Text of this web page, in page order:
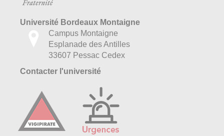
Université Bordeaux Montaigne
Campus Montaigne
Esplanade des Antilles
33607 Pessac Cedex
Contacter l'université